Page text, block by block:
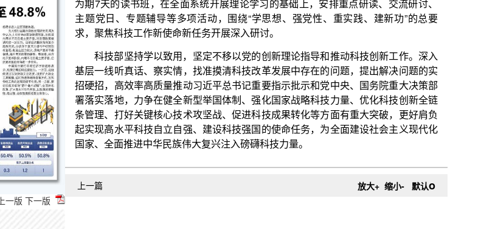
上一版 下一版
科技部坚持学以致用，坚定不移以党的创新理论指导和推动科技创新工作。深入
基层一线听真话、察实情，找准摸清科技改革发展中存在的问题，提出解决问题的实
招硬招，高效率高质量推动习近平总书记重要指示批示和党中央、国务院重大决策部
署落实落地，力争在健全新型举国体制、强化国家战略科技力量、优化科技创新全链
条管理、打好关键核心技术攻坚战、促进科技成果转化等方面有重大突破，更好肩负
起实现高水平科技自立自强、建设科技强国的使命任务，为全面建设社会主义现代化
国家、全面推进中华民族伟大复兴注入磅礴科技力量。
上一篇 放大+ 缩小- 默认o